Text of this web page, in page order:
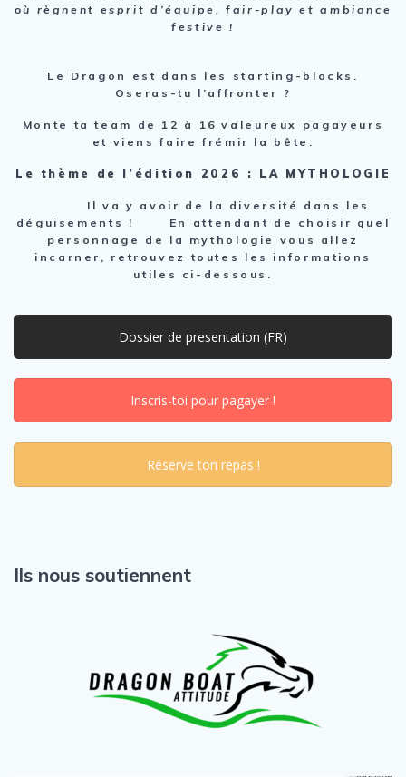
où règnent esprit d’équipe, fair-play et ambiance
festive !
Le Dragon est dans les starting-blocks.
Oseras-tu l’affronter ?
Monte ta team de 12 à 16 valeureux pagayeurs
et viens faire frémir la bête.
Le thème de l’édition 2026 : LA MYTHOLOGIE
Il va y avoir de la diversité dans les
déguisements ! En attendant de choisir quel
personnage de la mythologie vous allez
incarner, retrouvez toutes les informations
utiles ci-dessous.
Dossier de presentation (FR)
Inscris-toi pour pagayer !
Réserve ton repas !
Ils nous soutiennent